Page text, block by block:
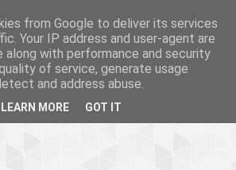
from Google to deliver its services
Your IP address and user-agent are
along with performance and security
of service, generate usage
and address abuse.
LEARN MORE GOT IT